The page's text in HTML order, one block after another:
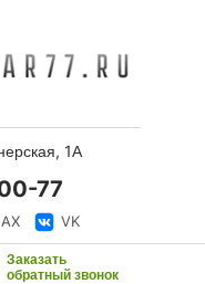
1А
77
VK
Заказать
обратный звонок